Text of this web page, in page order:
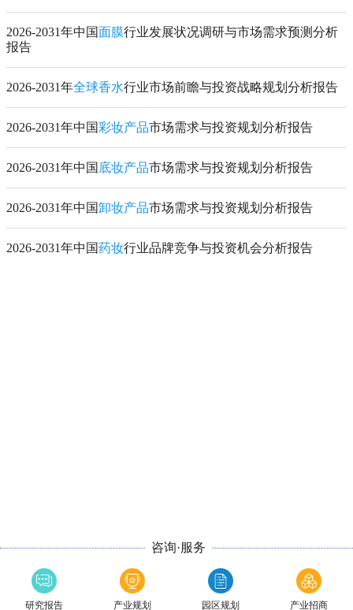
2026-2031年中国面膜行业发展状况调研与市场需求预测分析
报告
2026-2031年全球香水行业市场前瞻与投资战略规划分析报告
2026-2031年中国彩妆产品市场需求与投资规划分析报告
2026-2031年中国 底妆产品市场需求与投资规划分析报告
2026-2031年中国卸妆产品市场需求与投资规划分析报告
2026-2031年中国药妆行业品牌竞争与投资机会分析报告
咨询·服务
研究报告 产业规划 园区规划 产业招商